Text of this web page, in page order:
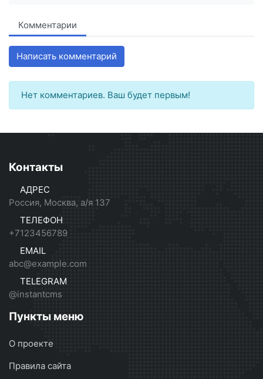
Комментарии
Написать комментарий
Нет комментариев. Ваш будет первым!
Контакты
АДРЕС
Россия, Москва, а/я 137
ТЕЛЕФОН
+7123456789
EMAIL
abc@example.com
TELEGRAM
@instantcms
Пункты меню
О проекте
Правила сайта